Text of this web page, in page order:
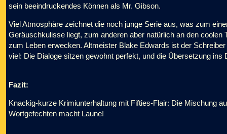
sein beeindruckendes Können als Mr. Gibson.
Viel Atmosphäre zeichnet die noch junge Serie aus, was zum
Geräuschkulisse liegt, zum anderen aber natürlich an den
zum Leben erwecken. Altmeister Blake Edwards ist der
viel: Die Dialoge sitzen gewohnt perfekt, und die Übersetzung ins
Fazit:
Knackig-kurze Krimiunterhaltung mit Fifties-Flair: Die Mischung
Wortgefechten macht Laune!